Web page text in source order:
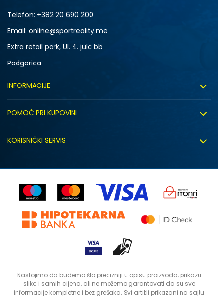
Telefon: +382 20 690 200
Email: online@sportreality.me
Extra retail park, Ul. 4. jula bb
Podgorica
INFORMACIJE
Zapošljavanje
Sindikalna prodaja
Kontakt
Prodavnice
POMOĆ PRI KUPOVINI
Kako kupiti
Uputstvo za registraciju
KORISNIČKI SERVIS
Reklamacije
Povrat robe i povrat sredstava
Status porudžbine
Nastojimo da budemo što precizniji u opisu proizvoda, prikazu
slika i samih cijena, ali ne možemo garantovati da su sve
informacije kompletne i bez grešaka. Svi artikli prikazani na sajtu